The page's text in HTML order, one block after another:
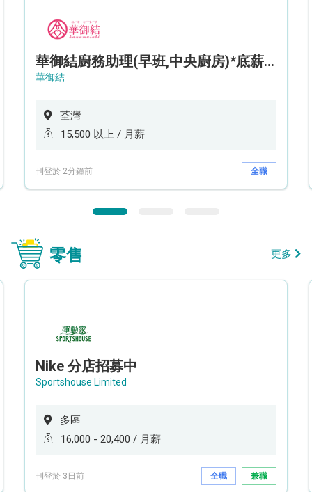
華御結廚務助理(早班,中央廚房)*底薪可達$15.5k* (5天工作週)
華御結
荃灣
15,500 以上 / 月薪
刊登於 2分鐘前 全職
零售 更多
Nike 分店招募中
Sportshouse Limited
多區
16,000 - 20,400 / 月薪
刊登於 3日前 全職 兼職